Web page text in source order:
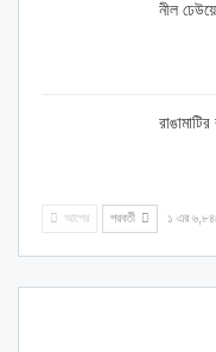
নীল
আগের পরবর্তী ১ এর